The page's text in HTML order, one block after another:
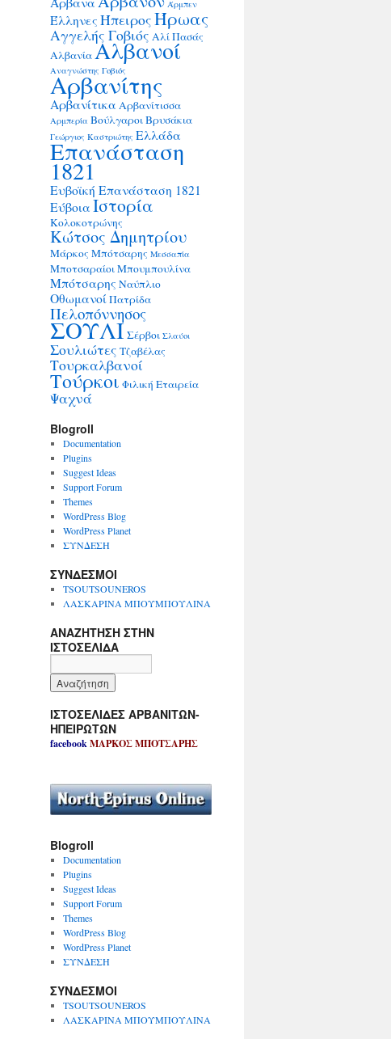
Άρμπεν
Έλληνες ΉπειροςΉρωας
Αγγελής Γοβιός Αλί Πασάς
ΑλβανίαΑλβανοί
Αναγνώστης Γοβιός
Αρβανίτης
Αρβανίτικα Αρβανίτισσα
Αρμπερία ΒούλγαροιΒρυσάκια
Γεώργιος Καστριώτης Ελλάδα
Επανάσταση
1821
Ευβοϊκή Επανάσταση 1821
Εύβοια Ιστορία
Κολοκοτρώνης
Κώτσος Δημητρίου
Μάρκος Μπότσαρης Μεσσαπία
ΜποτσαραίοιΜπουμπουλίνα
Μπότσαρης Ναύπλιο
ΟθωμανοίΠατρίδα
Πελοπόννησος
ΣΟΥΛΙ Σέρβοι Σλαύοι
Σουλιώτες Τζαβέλας
Τουρκαλβανοί
Τούρκοι Φιλική Εταιρεία
Ψαχνά
Blogroll
Documentation
Plugins
Suggest Ideas
Support Forum
Themes
WordPress Blog
WordPress Planet
ΣΥΝΔΕΣΗ
ΣΥΝΔΕΣΜΟΙ
TSOUTSOUNEROS
ΛΑΣΚΑΡΙΝΑ ΜΠΟΥΜΠΟΥΛΙΝΑ
ΑΝΑΖΗΤΗΣΗ ΣΤΗΝ
ΙΣΤΟΣΕΛΙΔΑ
ΙΣΤΟΣΕΛΙΔΕΣ ΑΡΒΑΝΙΤΩΝ-
ΗΠΕΙΡΩΤΩΝ
facebookΜΑΡΚΟΣ ΜΠΟΤΣΑΡΗΣ
Blogroll
Documentation
Plugins
Suggest Ideas
Support Forum
Themes
WordPress Blog
WordPress Planet
ΣΥΝΔΕΣΗ
ΣΥΝΔΕΣΜΟΙ
TSOUTSOUNEROS
ΛΑΣΚΑΡΙΝΑ ΜΠΟΥΜΠΟΥΛΙΝΑ